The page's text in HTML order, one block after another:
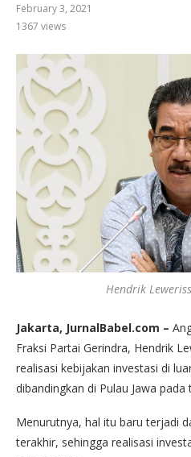
February 3, 2021
1367 views
Hendrik
Jakarta, JurnalBabel.com –
Fraksi Partai Gerindra, Hendrik
realisasi kebijakan investasi di
dibandingkan di Pulau Jawa pada
Menurutnya, hal itu baru terjadi
terakhir, sehingga realisasi